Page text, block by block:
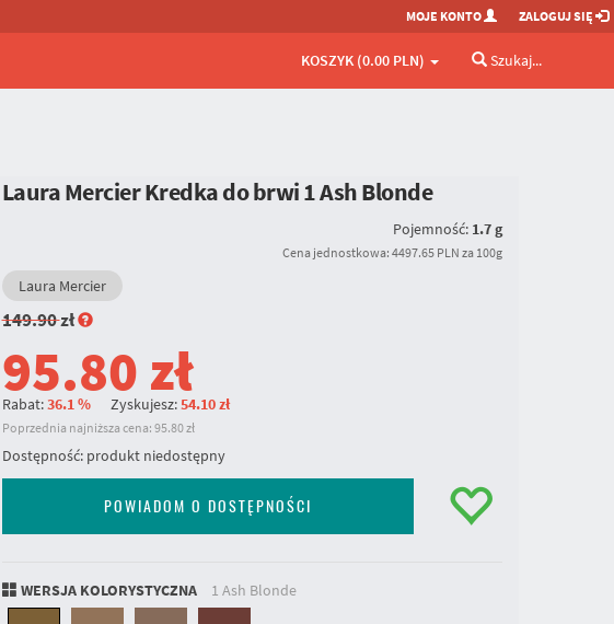
MOJE KONTO ZALOGUJ SIĘ
KOSZYK (0.00 PLN) Szukaj...
Laura Mercier Kredka do brwi1 Ash Blonde
Pojemność: 1.7 g
Cena jednostkowa: 4497.65 PLN za 100g
Laura Mercier
149.90zł
95.80 zł
Rabat:36.1 % Zyskujesz:54.10 zł
Poprzednia najniższa cena: 95.80 zł
Dostępność: produkt niedostępny
POWIADOM O DOSTĘPNOŚCI
WERSJA KOLORYSTYCZNA 1 Ash Blonde